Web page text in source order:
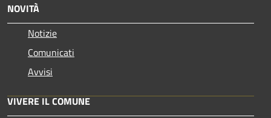
NOVITÀ
Notizie
Comunicati
Avvisi
VIVERE IL COMUNE